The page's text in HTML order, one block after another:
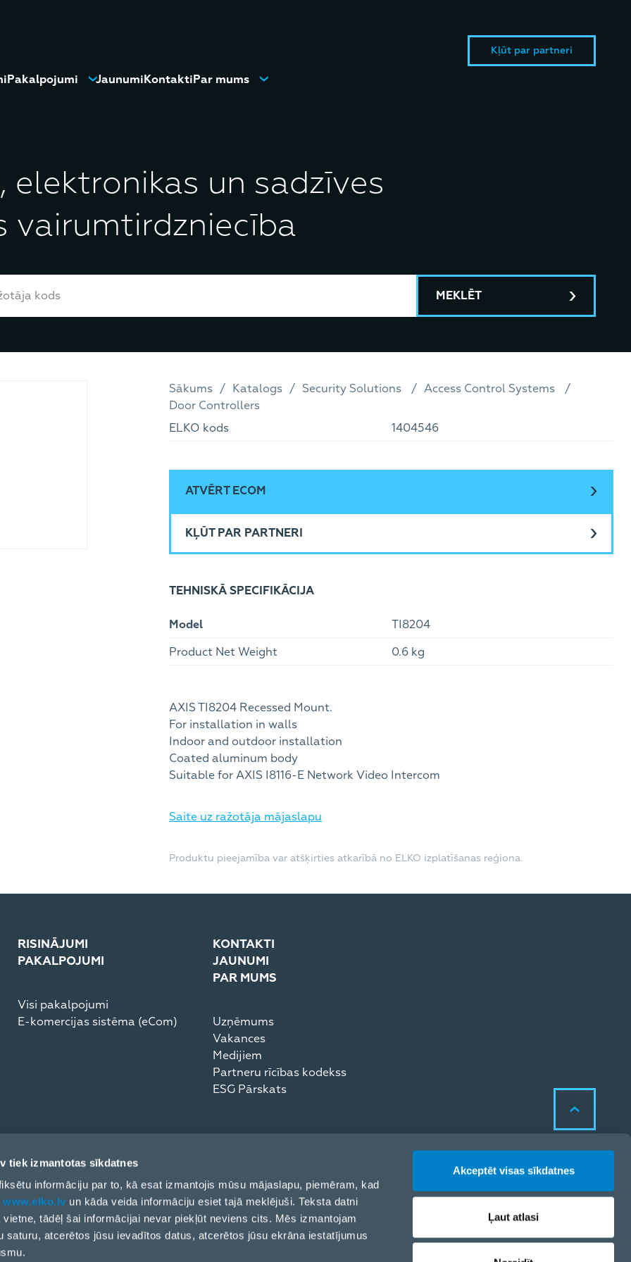
tiek izmantotas sīkdatnes
informāciju par to, kā esat izmantojis mūsu mājaslapu, piemēram, kad
www.elko.lv un kāda veida informāciju esiet tajā meklējuši. Teksta datni
tādēļ šai informācijai nevar piekļūt neviens cits. Mēs izmantojam
saturu, atcerētos jūsu ievadītos datus, atcerētos jūsu ekrāna iestatījumus
Akceptēt visas sīkdatnes
Ļaut atlasi
Kļūt par partneri
Pakalpojumi JaunumiKontaktiPar mums
elektronikas un sadzīves
vairumtirdzniecība
MEKLĒT
Sākums Katalogs Security Solutions
Access Control Systems
Door Controllers
ELKO kods
1404546
ATVĒRT ECOM
KĻŪT PAR PARTNERI
TEHNISKĀ SPECIFIKĀCIJA
Model
TI8204
Product Net Weight
0.6 kg
AXIS TI8204 Recessed Mount.
For installation in walls
Indoor and outdoor installation
Coated aluminum body
Suitable for AXIS I8116-E Network Video Intercom
Saite uz ražotāja mājaslapu
Produktu pieejamība var atšķirties atkarībā no ELKO izplatīšanas reģiona.
RISINĀJUMI
PAKALPOJUMI
Visi pakalpojumi
E-komercijas sistēma (eCom)
KONTAKTI
JAUNUMI
PAR MUMS
Uzņēmums
Vakances
Medijiem
Partneru rīcības kodekss
ESG Pārskats
Sīkdatņu politika
Privātuma politika
Sīkdatņu iestatījumi